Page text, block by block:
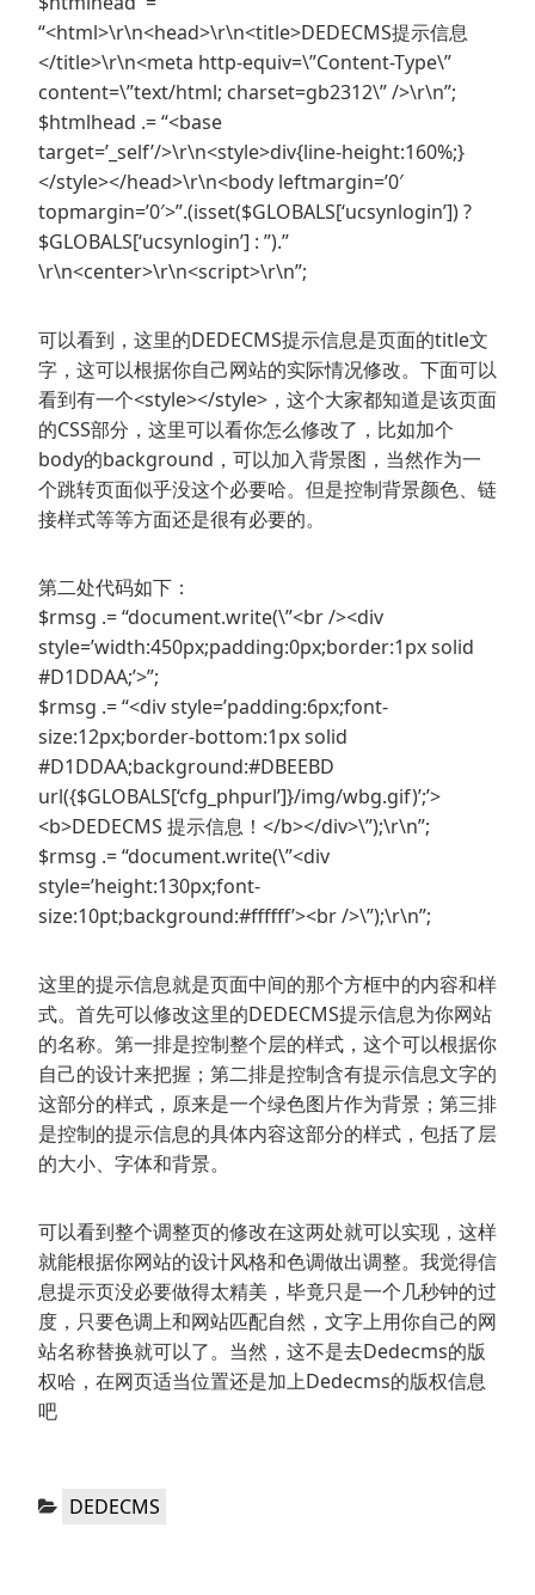
“<html>\r\n<head>\r\n<title>DEDECMS提示信息
</title>\r\n<meta http-equiv=\”Content-Type\”
content=\”text/html; charset=gb2312\” />\r\n”;
$htmlhead .= “<base
target=’_self’/>\r\n<style>div{line-height:160%;}
</style></head>\r\n<body leftmargin=’0′
topmargin=’0′>”.(isset($GLOBALS[‘ucsynlogin’]) ?
$GLOBALS[‘ucsynlogin’] : ”).”
\r\n<center>\r\n<script>\r\n”;
可以看到，这里的DEDECMS提示信息是页面的title文
字，这可以根据你自己网站的实际情况修改。下面可以
看到有一个<style></style>，这个大家都知道是该页面
的CSS部分，这里可以看你怎么修改了，比如加个
body的background，可以加入背景图，当然作为一
个跳转页面似乎没这个必要哈。但是控制背景颜色、链
接样式等等方面还是很有必要的。
第二处代码如下：
$rmsg .= “document.write(\”<br /><div
style=’width:450px;padding:0px;border:1px solid
#D1DDAA;’>”;
$rmsg .= “<div style=’padding:6px;font-
size:12px;border-bottom:1px solid
#D1DDAA;background:#DBEEBD
url({$GLOBALS[‘cfg_phpurl’]}/img/wbg.gif)’;’>
<b>DEDECMS 提示信息！</b></div>\”);\r\n”;
$rmsg .= “document.write(\”<div
style=’height:130px;font-
size:10pt;background:#ffffff’><br />\”);\r\n”;
这里的提示信息就是页面中间的那个方框中的内容和样
式。首先可以修改这里的DEDECMS提示信息为你网站
的名称。第一排是控制整个层的样式，这个可以根据你
自己的设计来把握；第二排是控制含有提示信息文字的
这部分的样式，原来是一个绿色图片作为背景；第三排
是控制的提示信息的具体内容这部分的样式，包括了层
的大小、字体和背景。
可以看到整个调整页的修改在这两处就可以实现，这样
就能根据你网站的设计风格和色调做出调整。我觉得信
息提示页没必要做得太精美，毕竟只是一个几秒钟的过
度，只要色调上和网站匹配自然，文字上用你自己的网
站名称替换就可以了。当然，这不是去Dedecms的版
权哈，在网页适当位置还是加上Dedecms的版权信息
吧
分
DEDECMS